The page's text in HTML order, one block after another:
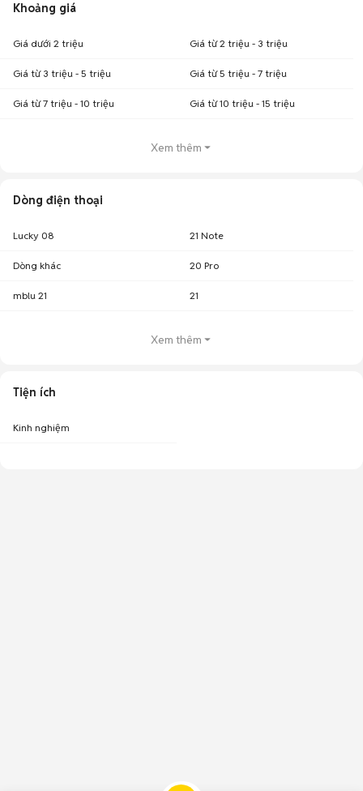
Khoảng giá
Giá dưới 2 triệu Giá từ 2 triệu - 3 triệu
Giá từ 3 triệu - 5 triệu Giá từ 5 triệu - 7 triệu
Giá từ 7 triệu - 10 triệu Giá từ 10 triệu - 15 triệu
Xem thêm
Dòng điện thoại
Lucky 08 21 Note
Dòng khác 20 Pro
mblu 21 21
Xem thêm
Tiện ích
Kinh nghiệm